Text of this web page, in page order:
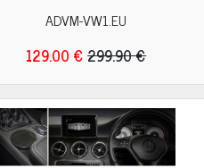
ADVM-VW1.EU
129.00 €299.90 €